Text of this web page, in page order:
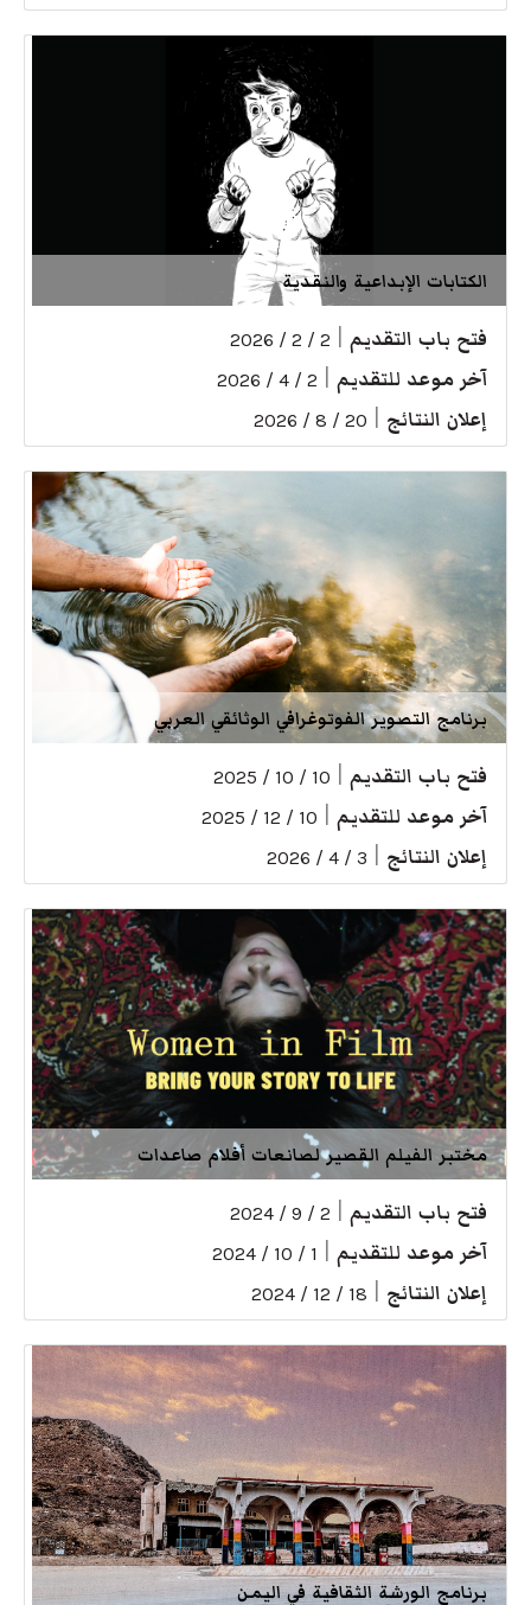
الكتابات الإبداعية والنقدية
فتح باب التقديم 2 / 2 / 2026
آخر موعد للتقديم 2 / 4 / 2026
إعلان النتائج 20 / 8 / 2026
برنامج التصوير الفوتوغرافي الوثائقي العربي
فتح باب التقديم 10 / 10 / 2025
آخر موعد للتقديم 10 / 12 / 2025
إعلان النتائج 3 / 4 / 2026
مختبر الفيلم القصير لصانعات أفلام صاعدات
فتح باب التقديم 2 / 9 / 2024
آخر موعد للتقديم 1 / 10 / 2024
إعلان النتائج 18 / 12 / 2024
برنامج الورشة الثقافية في اليمن